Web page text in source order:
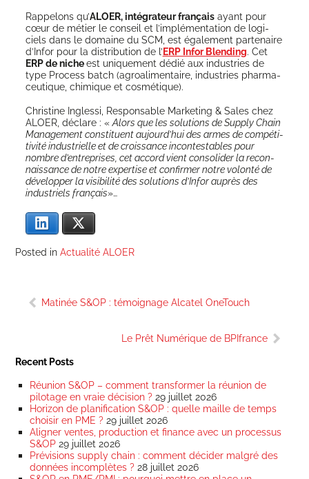
Rap­pe­lons qu’ALOER, inté­gra­teur fran­çaisayant pour
cœur de métier le conseil et l’implémentation de logi­
ciels dans le domaine du SCM, est éga­le­ment par­te­naire
d’Infor pour la dis­tri­bu­tion de l’ ERP Infor Blen­ding. Cet
ERP de nicheest uni­que­ment dédié aux indus­tries de
type Pro­cess batch (agroa­li­men­taire, indus­tries phar­ma­
ceu­tique, chi­mique et cosmétique).
Chris­tine Ingles­si, Res­pon­sable Mar­ke­ting & Sales chez
ALOER, déclare : «Alors que les solu­tions de Sup­ply Chain
Mana­ge­ment consti­tuent aujourd’hui des armes de com­pé­ti­
ti­vi­té indus­trielle et de crois­sance incon­tes­tables pour
nombre d’entreprises, cet accord vient conso­li­der la recon­
nais­sance de notre exper­tise et confir­mer notre volon­té de
déve­lop­per la visi­bi­li­té des solu­tions d’Infor auprès des
indus­triels fran­çais»…
Lin­ke­dIn
Posted in Actualité ALOER
de
Matinée S&OP : témoignage Alcatel OneTouch
Le Prêt Numérique de BPIfrance
Recent Posts
Réunion S&OP – comment transformer la réunion de
pilotage en vraie décision ? 29 juillet 2026
Horizon de planification S&OP : quelle maille de temps
choisir en PME ? 29 juillet 2026
Aligner ventes, production et finance avec un processus
S&OP 29 juillet 2026
Prévisions supply chain : comment décider malgré des
données incomplètes ? 28 juillet 2026